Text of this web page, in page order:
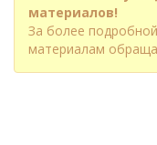
материалов!
За более
материалам